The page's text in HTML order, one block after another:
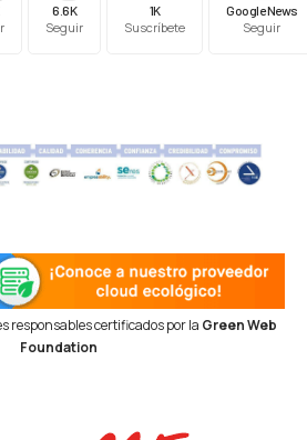
6.6K
Seguir
1K
Suscríbete
Google News
Seguir
responsables certificados por la Green Web
Foundation